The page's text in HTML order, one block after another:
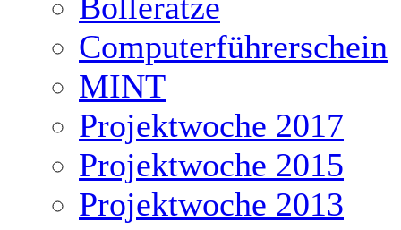
Computerführerschein
MINT
Projektwoche 2017
Projektwoche 2015
Projektwoche 2013